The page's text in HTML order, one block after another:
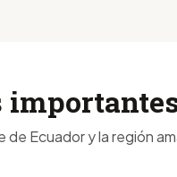
Ecuador y la región